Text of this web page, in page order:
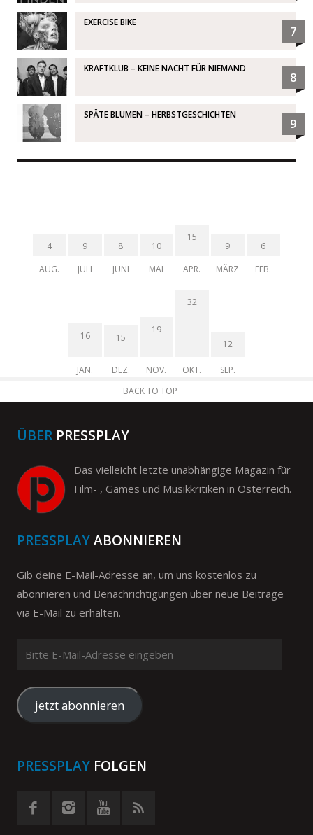
EXERCISE BIKE
7
KRAFTKLUB – KEINE NACHT FÜR NIEMAND
8
SPÄTE BLUMEN – HERBSTGESCHICHTEN
9
4
AUG.
9
JULI
8
JUNI
10
MAI
15
APR.
9
MÄRZ
6
FEB.
16
JAN.
15
DEZ.
19
NOV.
32
OKT.
12
SEP.
BACK TO TOP
ÜBER PRESSPLAY
Das vielleicht letzte unabhängige Magazin für
Film- , Games und Musikkritiken in Österreich.
PRESSPLAYABONNIEREN
Gib deine E-Mail-Adresse an, um uns kostenlos zu
abonnieren und Benachrichtigungen über neue Beiträge
via E-Mail zu erhalten.
Mail-
Adresse
eingeben
jetzt abonnieren
PRESSPLAY FOLGEN